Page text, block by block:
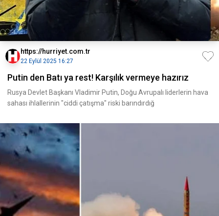
https://hurriyet.com.tr
22 Eylül 2025 16:27
Putin den Batı ya rest! Karşılık vermeye hazırız
Rusya Devlet Başkanı Vladimir Putin, Doğu Avrupalı liderlerin hava
sahası ihlallerinin "ciddi çatışma" riski barındırdığ